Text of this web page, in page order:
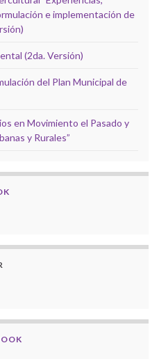
e implementación de
(2da. Versión)
del Plan Municipal de
en Movimiento el Pasado y
y Rurales”